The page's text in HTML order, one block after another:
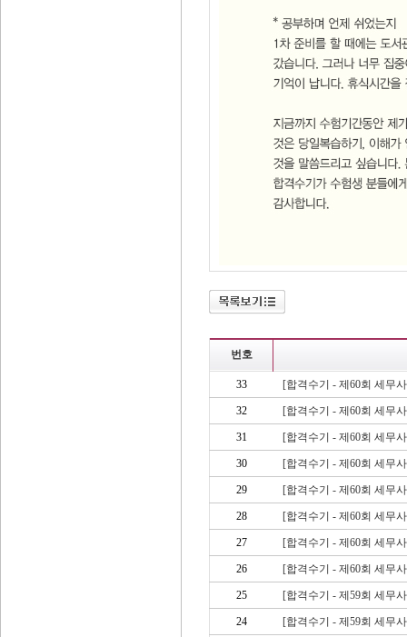
번호
33 [합격수기 - 제60회 세무
32 [합격수기 - 제60회 세무
31 [합격수기 - 제60회 세무
30 [합격수기 - 제60회 세무
29 [합격수기 - 제60회 세무
28 [합격수기 - 제60회 세무
27 [합격수기 - 제60회 세무
26 [합격수기 - 제60회 세무
25 [합격수기 - 제59회 세무
24 [합격수기 - 제59회 세무